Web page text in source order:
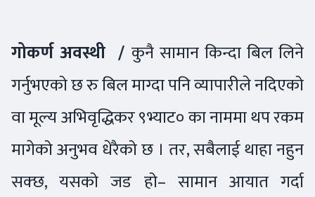
गोकर्ण अवस्थी / कुनै सामान किन्दा बिल लिने
गर्नुभएको छ रु बिल माग्दा पनि व्यापारीले नदिएको
वा मूल्य अभिवृद्धिकर ९भ्याट० का नाममा थप रकम
मागेको अनुभव धेरैको छ । तर, सबैलाई थाहा नहुन
सक्छ, यसको जड हो– सामान आयात गर्दा